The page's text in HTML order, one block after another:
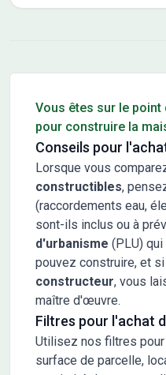
Vous êtes sur le point
pour construire la
Conseils pour
Lorsque vous
constructibles,
(raccordements eau,
sont-ils inclus ou à
d'urbanisme (PLU)
pouvez construire, et
constructeur, vous
maître d'œuvre.
Filtres pour l'achat
Utilisez nos filtres
surface de parcelle,